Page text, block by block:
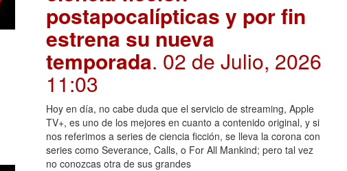
postapocalípticas y por fin
estrena su nueva
temporada. 02 de Julio, 2026
11:03
Hoy en día, no cabe duda que el servicio de streaming, Apple
TV+, es uno de los mejores en cuanto a contenido original, y si
nos referimos a series de ciencia ficción, se lleva la corona con
series como Severance, Calls, o For All Mankind; pero tal vez
no conozcas otra de sus grandes